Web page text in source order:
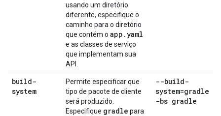
usando um diretório
diferente, especifique o
caminho para o diretório
que contém o app .yaml
e as classes de serviço
que implementam sua
API.
build-
system
Permite especificar que
tipo de pacote de cliente
será produzido.
Especifique gradle para
--build-
system=gradle
-bs gradle